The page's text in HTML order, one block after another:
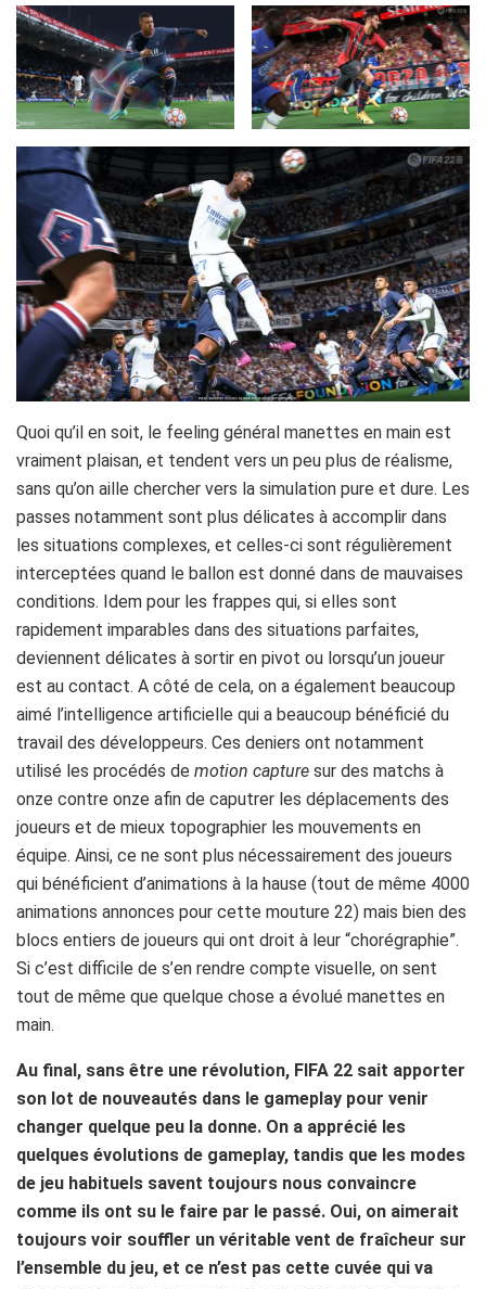
Quoi qu’il en soit, le feeling général manettes en main est
vraiment plaisan, et tendent vers un peu plus de réalisme,
sans qu’on aille chercher vers la simulation pure et dure. Les
passes notamment sont plus délicates à accomplir dans
les situations complexes, et celles-ci sont régulièrement
interceptées quand le ballon est donné dans de mauvaises
conditions. Idem pour les frappes qui, si elles sont
rapidement imparables dans des situations parfaites,
deviennent délicates à sortir en pivot ou lorsqu’un joueur
est au contact. A côté de cela, on a également beaucoup
aimé l’intelligence artificielle qui a beaucoup bénéficié du
travail des développeurs. Ces deniers ont notamment
utilisé les procédés de motion capture sur des matchs à
onze contre onze afin de caputrer les déplacements des
joueurs et de mieux topographier les mouvements en
équipe. Ainsi, ce ne sont plus nécessairement des joueurs
qui bénéficient d’animations à la hause (tout de même 4000
animations annonces pour cette mouture 22) mais bien des
blocs entiers de joueurs qui ont droit à leur “chorégraphie”.
Si c’est difficile de s’en rendre compte visuelle, on sent
tout de même que quelque chose a évolué manettes en
main.
Au final, sans être une révolution, FIFA 22 sait apporter
son lot de nouveautés dans le gameplay pour venir
changer quelque peu la donne. On a apprécié les
quelques évolutions de gameplay, tandis que les modes
de jeu habituels savent toujours nous convaincre
comme ils ont su le faire par le passé. Oui, on aimerait
toujours voir souffler un véritable vent de fraîcheur sur
l’ensemble du jeu, et ce n’est pas cette cuvée qui va